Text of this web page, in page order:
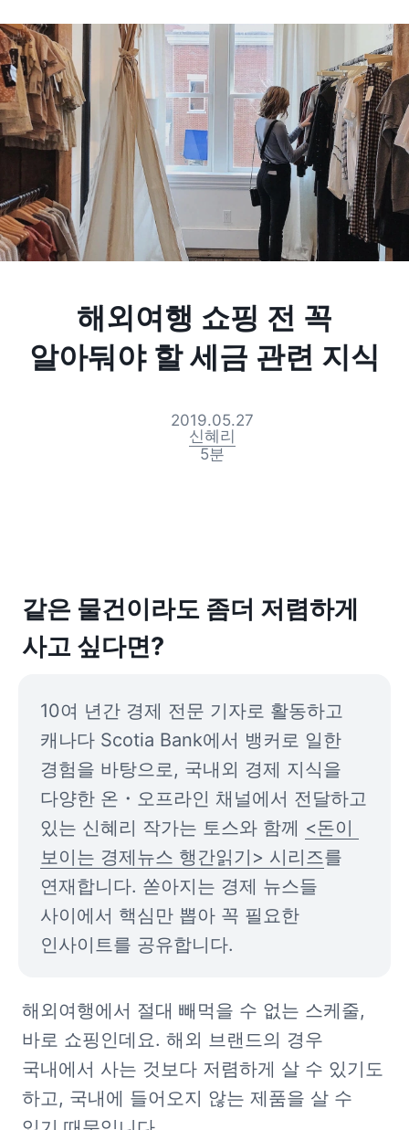
해외여행 쇼핑 전 꼭
알아둬야 할 세금 관련 지식
2019.05.27
신혜리
5분
같은 물건이라도 좀더 저렴하게
사고 싶다면?
10여 년간 경제 전문 기자로 활동하고
캐나다 Scotia Bank에서 뱅커로 일한
경험을 바탕으로, 국내외 경제 지식을
다양한 온・오프라인 채널에서 전달하고
있는 신혜리 작가는 토스와 함께 <돈이
보이는 경제뉴스 행간읽기> 시리즈를
연재합니다. 쏟아지는 경제 뉴스들
사이에서 핵심만 뽑아 꼭 필요한
인사이트를 공유합니다.
해외여행에서 절대 빼먹을 수 없는 스케줄,
바로 쇼핑인데요. 해외 브랜드의 경우
국내에서 사는 것보다 저렴하게 살 수 있기도
하고, 국내에 들어오지 않는 제품을 살 수